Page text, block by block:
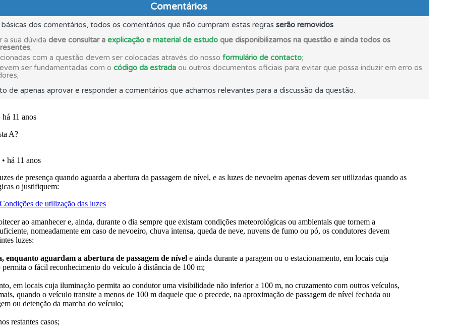
dá-lhe uma ideia da sua preparação para o exame.
de teclado para responder aos testes mais rapidamente.
apresenta-lhe questões que errou e não voltou a responder.
testemunhos dos nossos utilizadores e deixe o seu!
Comentários
básicas dos comentários, todos os comentários que não cumpram estas regras serão removidos.
a sua dúvida deve consultar a explicação e material de estudo que disponibilizamos na questão e ainda todos os
;
com a questão devem ser colocadas através do nosso formulário de contacto;
ser fundamentadas com o código da estrada ou outros documentos oficiais para evitar que possa induzir em erro os
de apenas aprovar e responder a comentários que achamos relevantes para a discussão da questão.